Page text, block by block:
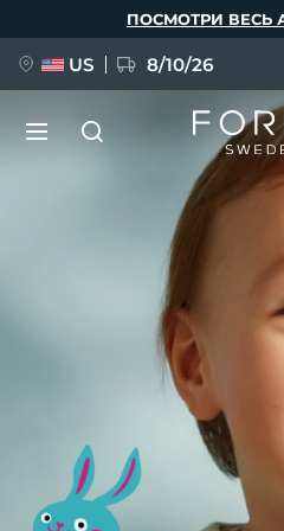
ПОСМОТРИ ВЕСЬ
US 8/10/26
FAQ™ Pure Beauty-Tech
BREAKING NEWS
issa™ Teeth Whitening
Deutsch
Italiano
Svenska
Türkçe
简体中文